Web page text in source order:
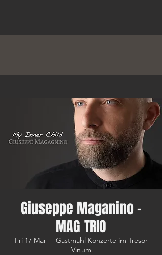
Giuseppe Maganino -
MAG TRIO
Fri 17 Mar
  |
Gastmahl Konzerte im Tresor
Vinum